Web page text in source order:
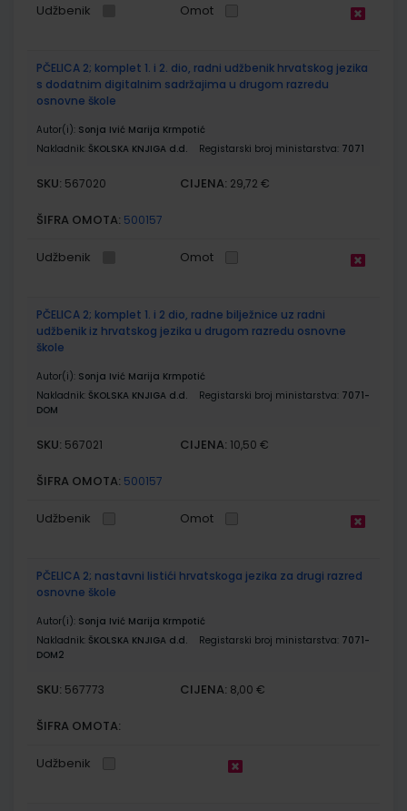
Udžbenik Omot
PČELICA 2; komplet 1. i 2. dio, radni udžbenik hrvatskog jezika
s dodatnim digitalnim sadržajima u drugom razredu
osnovne škole
Autor(i): Sonja Ivić Marija Krmpotić
Nakladnik: ŠKOLSKA KNJIGA d.d. Registarski broj ministarstva: 7071
SKU: 567020 CIJENA: 29,72 €
ŠIFRA OMOTA: 500157
Udžbenik Omot
PČELICA 2; komplet 1. i 2 dio, radne bilježnice uz radni
udžbenik iz hrvatskog jezika u drugom razredu osnovne
škole
Autor(i): Sonja Ivić Marija Krmpotić
Nakladnik: ŠKOLSKA KNJIGA d.d. Registarski broj ministarstva: 7071-
DOM
SKU: 567021 CIJENA: 10,50 €
ŠIFRA OMOTA: 500157
Udžbenik Omot
PČELICA 2; nastavni listići hrvatskoga jezika za drugi razred
osnovne škole
Autor(i): Sonja Ivić Marija Krmpotić
Nakladnik: ŠKOLSKA KNJIGA d.d. Registarski broj ministarstva: 7071-
DOM2
SKU: 567773 CIJENA: 8,00 €
ŠIFRA OMOTA:
Udžbenik